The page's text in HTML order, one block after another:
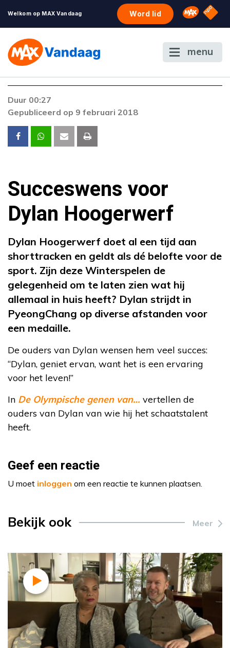
Welkom op MAX Vandaag Word lid Omroep
NPO
menu
Duur 00:27
Gepubliceerd op 9 februari 2018
Succeswens voor
Dylan Hoogerwerf
Dylan Hoogerwerf doet al een tijd aan
shorttracken en geldt als dé belofte voor de
sport. Zijn deze Winterspelen de
gelegenheid om te laten zien wat hij
allemaal in huis heeft? Dylan strijdt in
PyeongChang op diverse afstanden voor
een medaille.
De ouders van Dylan wensen hem veel succes:
“Dylan, geniet ervan, want het is een ervaring
voor het leven!”
In De Olympische genen van… vertellen de
ouders van Dylan van wie hij het schaatstalent
heeft.
Geef een reactie
U moet inloggen om een reactie te kunnen plaatsen.
Bekijk ook Meer